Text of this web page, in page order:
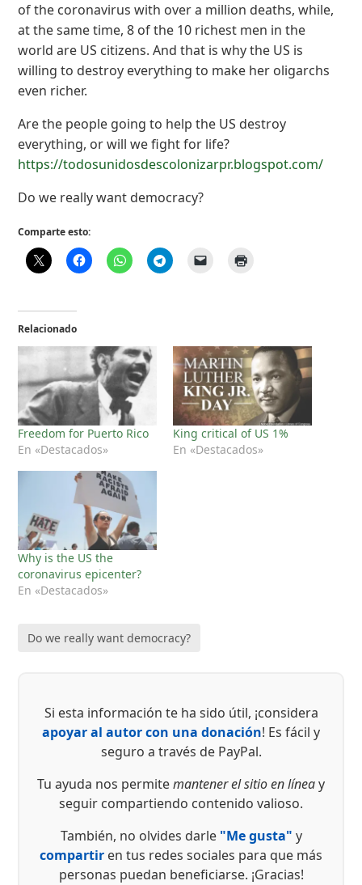
of the coronavirus with over a million deaths, while,
at the same time, 8 of the 10 richest men in the
world are US citizens. And that is why the US is
willing to destroy everything to make her oligarchs
even richer.
Are the people going to help the US destroy
everything, or will we fight for life?
https://todosunidosdescolonizarpr.blogspot.com/
Do we really want democracy?
Comparte esto:
Relacionado
Freedom for Puerto Rico
En «Destacados»
King critical of US 1%
En «Destacados»
Why is the US the
coronavirus epicenter?
En «Destacados»
Do we really want democracy?
Si esta información te ha sido útil, ¡considera
apoyar al autor con una donación! Es fácil y
seguro a través de PayPal.
Tu ayuda nos permitemantener el sitio en líneay
seguir compartiendo contenido valioso.
También, no olvides darle "Me gusta" y
compartir en tus redes sociales para que más
personas puedan beneficiarse. ¡Gracias!